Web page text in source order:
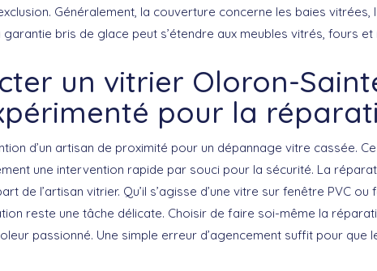
Généralement, la couverture concerne les baies
bris de glace peut s’étendre aux meubles vitrés, fours et
un vitrier Oloron-
pour la
d’un artisan de proximité pour un dépannage vitre cassée.
une intervention rapide par souci pour la sécurité. La
de l’artisan vitrier. Qu’il s’agisse d’une vitre sur fenêtre PVC
reste une tâche délicate. Choisir de faire soi-même la
passionné. Une simple erreur d’agencement suffit pour que